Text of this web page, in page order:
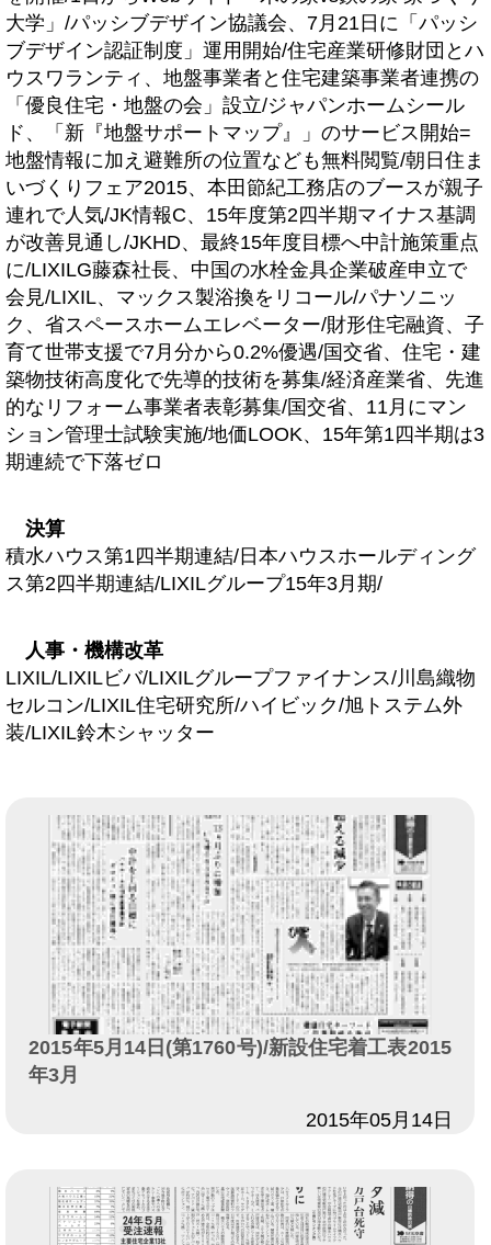
大学」/パッシブデザイン協議会、7月21日に「パッシ
ブデザイン認証制度」運用開始/住宅産業研修財団とハ
ウスワランティ、地盤事業者と住宅建築事業者連携の
「優良住宅・地盤の会」設立/ジャパンホームシール
ド、「新『地盤サポートマップ』」のサービス開始=
地盤情報に加え避難所の位置なども無料閲覧/朝日住ま
いづくりフェア2015、本田節紀工務店のブースが親子
連れで人気/JK情報C、15年度第2四半期マイナス基調
が改善見通し/JKHD、最終15年度目標へ中計施策重点
に/LIXILG藤森社長、中国の水栓金具企業破産申立で
会見/LIXIL、マックス製浴換をリコール/パナソニッ
ク、省スペースホームエレベーター/財形住宅融資、子
育て世帯支援で7月分から0.2%優遇/国交省、住宅・建
築物技術高度化で先導的技術を募集/経済産業省、先進
的なリフォーム事業者表彰募集/国交省、11月にマン
ション管理士試験実施/地価LOOK、15年第1四半期は3
期連続で下落ゼロ
決算
積水ハウス第1四半期連結/日本ハウスホールディング
ス第2四半期連結/LIXILグループ15年3月期/
人事・機構改革
LIXIL/LIXILビバ/LIXILグループファイナンス/川島織物
セルコン/LIXIL住宅研究所/ハイビック/旭トステム外
装/LIXIL鈴木シャッター
2015年5月14日(第1760号)/新設住宅着工表2015
年3月
2015年05月14日